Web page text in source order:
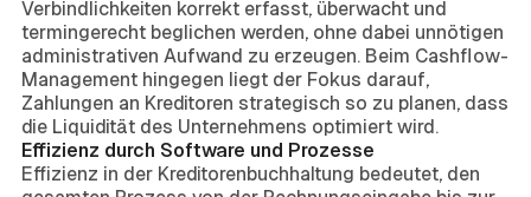
Verbindlichkeiten korrekt erfasst, überwacht und
termingerecht beglichen werden, ohne dabei unnötigen
administrativen Aufwand zu erzeugen. Beim Cashflow-
Management hingegen liegt der Fokus darauf,
Zahlungen an Kreditoren strategisch so zu planen, dass
die Liquidität des Unternehmens optimiert wird.
Effizienz durch Software und Prozesse
Effizienz in der Kreditorenbuchhaltung bedeutet, den